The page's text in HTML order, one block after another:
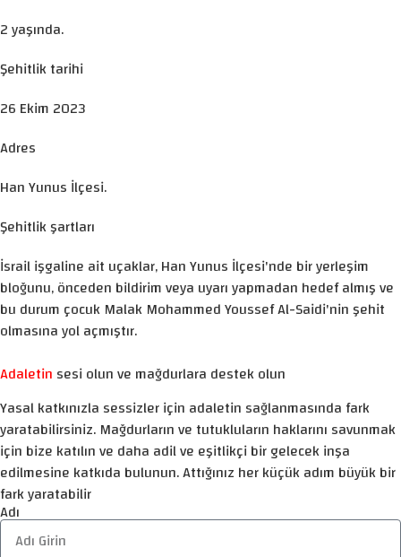
2 yaşında.
Şehitlik tarihi
26 Ekim 2023
Adres
Han Yunus İlçesi.
Şehitlik şartları
İsrail işgaline ait uçaklar, Han Yunus İlçesi'nde bir yerleşim
bloğunu, önceden bildirim veya uyarı yapmadan hedef almış ve
bu durum çocuk Malak Mohammed Youssef Al-Saidi'nin şehit
olmasına yol açmıştır.
Adaletin sesi olun ve mağdurlara destek olun
Yasal katkınızla sessizler için adaletin sağlanmasında fark
yaratabilirsiniz. Mağdurların ve tutukluların haklarını savunmak
için bize katılın ve daha adil ve eşitlikçi bir gelecek inşa
edilmesine katkıda bulunun. Attığınız her küçük adım büyük bir
fark yaratabilir
Adı